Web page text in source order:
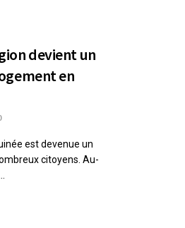
devient un
en
est devenue un
citoyens. Au-